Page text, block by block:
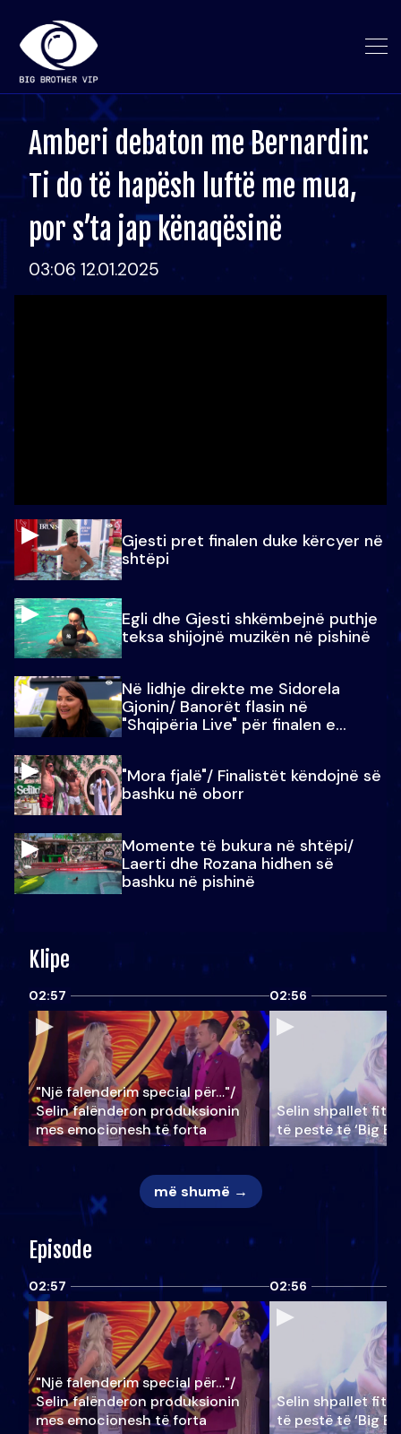
Amberi debaton me Bernardin:
Ti do të hapësh luftë me mua,
por s’ta jap kënaqësinë
03:06 12.01.2025
Gjesti pret finalen duke kërcyer në
shtëpi
Egli dhe Gjesti shkëmbejnë puthje
teksa shijojnë muzikën në pishinë
Në lidhje direkte me Sidorela
Gjonin/ Banorët flasin në
"Shqipëria Live" për finalen e
"Mora fjalë"/ Finalistët këndojnë së
bashku në oborr
Momente të bukura në shtëpi/
Laerti dhe Rozana hidhen së
bashku në pishinë
Klipe
02:57
"Një falenderim special për…"/
Selin falënderon produksionin
mes emocionesh të forta
02:56
Selin shpallet
të pestë të ‘Big
më shumë →
Episode
02:57
"Një falenderim special për…"/
Selin falënderon produksionin
mes emocionesh të forta
02:56
Selin shpallet
të pestë të ‘Big